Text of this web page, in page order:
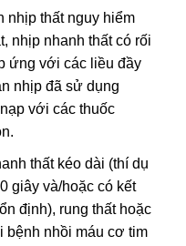
nhịp thất nguy hiểm
nhịp nhanh thất có rối
ứng với các liều đầy
nhịp đã sử dụng
với các thuốc
thất kéo dài (thí dụ
giây và/hoặc có kết
định), rung thất hoặc
bệnh nhồi máu cơ tim